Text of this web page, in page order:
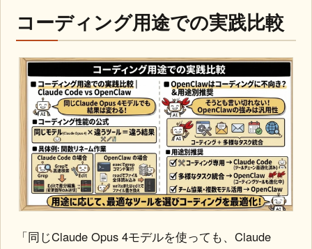
コーディング用途での実践比較
「同じClaude Opus 4モデルを使っても、Claude